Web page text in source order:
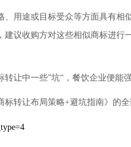
用途或目标受众等方面具有相
议收购方对这些相似商标进
让中一些”坑“，餐饮企业便能
转让布局策略+避坑指南》的